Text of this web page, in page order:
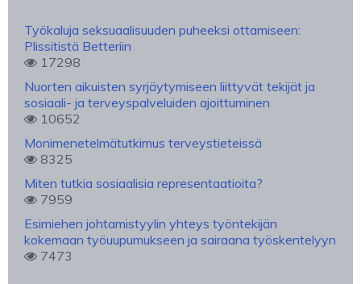
Työkaluja seksuaalisuuden puheeksi ottamiseen:
Plissitistä Betteriin
17298
Nuorten aikuisten syrjäytymiseen liittyvät tekijät ja
sosiaali- ja terveyspalveluiden ajoittuminen
10652
Monimenetelmätutkimus terveystieteissä
8325
Miten tutkia sosiaalisia representaatioita?
7959
Esimiehen johtamistyylin yhteys työntekijän
kokemaan työuupumukseen ja sairaana työskentelyyn
7473